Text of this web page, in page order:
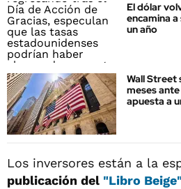
El dólar
encamina
un año
Wall Street
meses
apuesta a
Los inversores están a la
publicación del "Libro